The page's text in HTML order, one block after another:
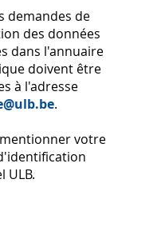
demandes de
des données
dans l'annuaire
doivent être
à l'adresse
.
votre
ULB.